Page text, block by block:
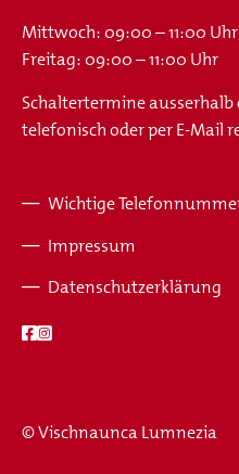
Mittwoch: 09:00 – 11:00 Uhr
Freitag: 09:00 – 11:00 Uhr
Schaltertermine
telefonisch oder per E-Mail
Wichtige
Impressum
Datenschutzerklärung
© Vischnaunca Lumnezia